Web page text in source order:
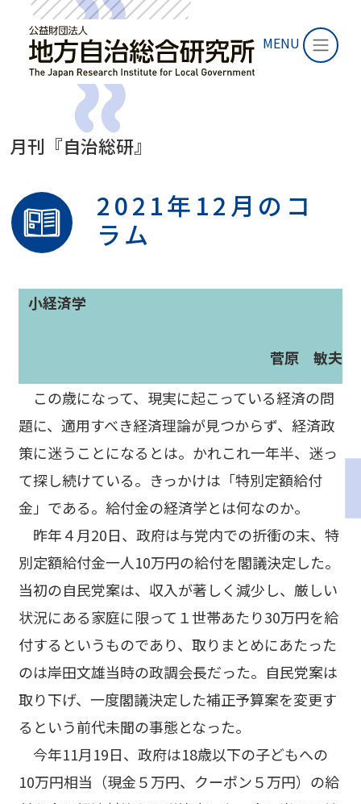
MENU
月刊『自治総研』
2021年12月のコ
ラム
小経済学
菅原 敏夫
この歳になって、現実に起こっている経済の問
題に、適用すべき経済理論が見つからず、経済政
策に迷うことになるとは。かれこれ一年半、迷っ
て探し続けている。きっかけは「特別定額給付
金」である。給付金の経済学とは何なのか。
昨年４月20日、政府は与党内での折衝の末、特
別定額給付金一人10万円の給付を閣議決定した。
当初の自民党案は、収入が著しく減少し、厳しい
状況にある家庭に限って１世帯あたり30万円を給
付するというものであり、取りまとめにあたった
のは岸田文雄当時の政調会長だった。自民党案は
取り下げ、一度閣議決定した補正予算案を変更す
るという前代未聞の事態となった。
今年11月19日、政府は18歳以下の子どもへの
10万円相当（現金５万円、クーポン５万円）の給